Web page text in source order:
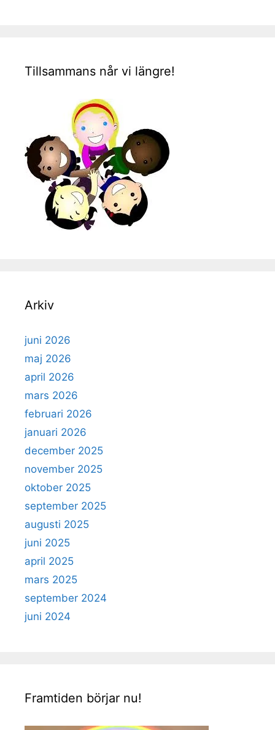
Tillsammans når vi längre!
Arkiv
juni 2026
maj 2026
april 2026
mars 2026
februari 2026
januari 2026
december 2025
november 2025
oktober 2025
september 2025
augusti 2025
juni 2025
april 2025
mars 2025
september 2024
juni 2024
Framtiden börjar nu!